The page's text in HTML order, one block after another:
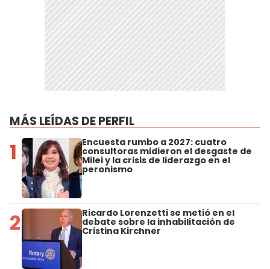
MÁS LEÍDAS DE PERFIL
1 Encuesta rumbo a 2027: cuatro
consultoras midieron el desgaste de
Milei y la crisis de liderazgo en el
peronismo
2 Ricardo Lorenzetti se metió en el
debate sobre la inhabilitación de
Cristina Kirchner